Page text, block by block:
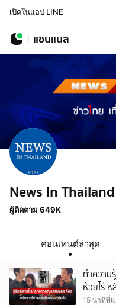
เปิดในแอป LINE
แชนแนล
News In Thailand
ผู้ติดตาม 649K
คอนเทนต์ล่าสุด
ทำควา
ห้วยไร่
15 นาทีที่